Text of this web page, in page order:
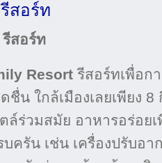
สอร์ท
สอร์ท
Resort รีสอร์ทเพื่อก
น ใกล้เมืองเลยเพียง
ล์ร่วมสมัย อาหารอร่อย
ครัน เช่น เครื่องปรับอ